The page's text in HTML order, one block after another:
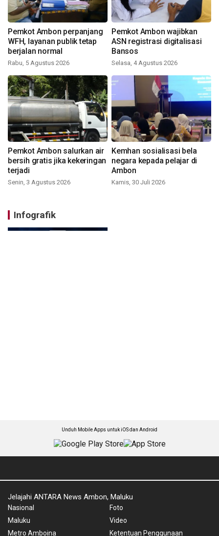
Pemkot Ambon perpanjang
WFH, layanan publik tetap
berjalan normal
Rabu, 5 Agustus 2026
Pemkot Ambon wajibkan
ASN registrasi digitalisasi
Bansos
Selasa, 4 Agustus 2026
Pemkot Ambon salurkan air
bersih gratis jika kekeringan
terjadi
Senin, 3 Agustus 2026
Kemhan sosialisasi bela
negara kepada pelajar di
Ambon
Kamis, 30 Juli 2026
Infografik
Unduh Mobile Apps untuk iOS dan Android
Jelajahi ANTARA News Ambon, Maluku
Nasional
Maluku
Metro Amboina
Foto
Video
Ketentuan Penggunaan